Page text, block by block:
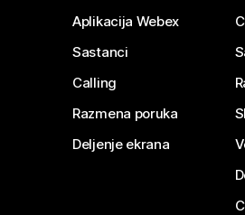
Aplikacija Webex
Sastanci
Calling
Razmena poruka
Deljenje ekrana